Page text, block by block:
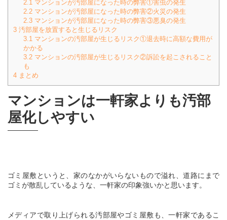
2.1マンションが汚部屋になった時の弊害①害虫の発生
2.2マンションが汚部屋になった時の弊害②火災の発生
2.3マンションが汚部屋になった時の弊害③悪臭の発生
3 汚部屋を放置すると生じるリスク
3.1マンションの汚部屋が生じるリスク①退去時に高額な費用が
かかる
3.2マンションの汚部屋が生じるリスク②訴訟を起こされること
も
4 まとめ
マンションは一軒家よりも汚部
屋化しやすい
ゴミ屋敷というと、家のなかがいらないもので溢れ、道路にまで
ゴミが散乱しているような、一軒家の印象強いかと思います。
メディアで取り上げられる汚部屋やゴミ屋敷も、一軒家であるこ